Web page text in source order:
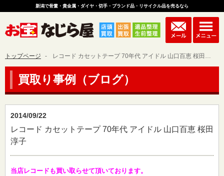
新潟で骨董・貴金属・ダイヤ・切手・ブランド品・リサイクル品を売るなら
トップページ レコード カセットテープ 70年代 アイドル 山口百恵 桜田淳子
買取り事例（ブログ）
2014/09/22
レコード カセットテープ 70年代 アイドル 山口百恵 桜田
淳子
当店レコードも買い取らせて頂いております。